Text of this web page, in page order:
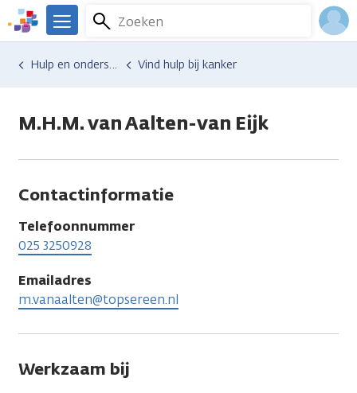
Overslaan
en
naar
We
er
Kanker.nl
Zoeken
Menu
Hulp en ondersteuning Vind hulp bij kanker
M.H.M. van Aalten-van Eijk
Contactinformatie
Telefoonnummer
025 3250928
Emailadres
m.vanaalten@topsereen.nl
Werkzaam bij